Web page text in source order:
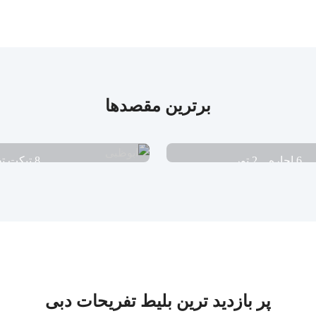
برترین مقصدها
6 اجاره 2 تور 8 تیکت تفریحی
پر بازدید ترین بلیط تفریحات دبی